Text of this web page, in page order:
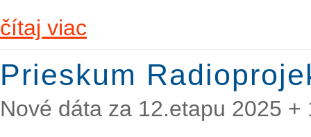
čítaj viac
Prieskum
Nové dáta za 12.etapu 2025